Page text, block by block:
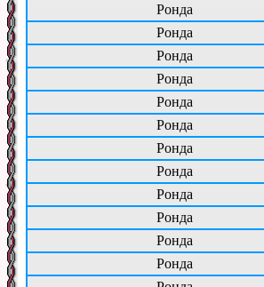
Ронда
Ронда
Ронда
Ронда
Ронда
Ронда
Ронда
Ронда
Ронда
Ронда
Ронда
Ронда